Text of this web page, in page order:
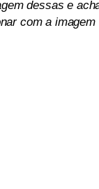
dessas e
com a imagem